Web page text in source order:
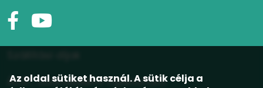
ÁSZF, adatvédelmi tájékoztató
Az oldal sütiket használ. A sütik célja a